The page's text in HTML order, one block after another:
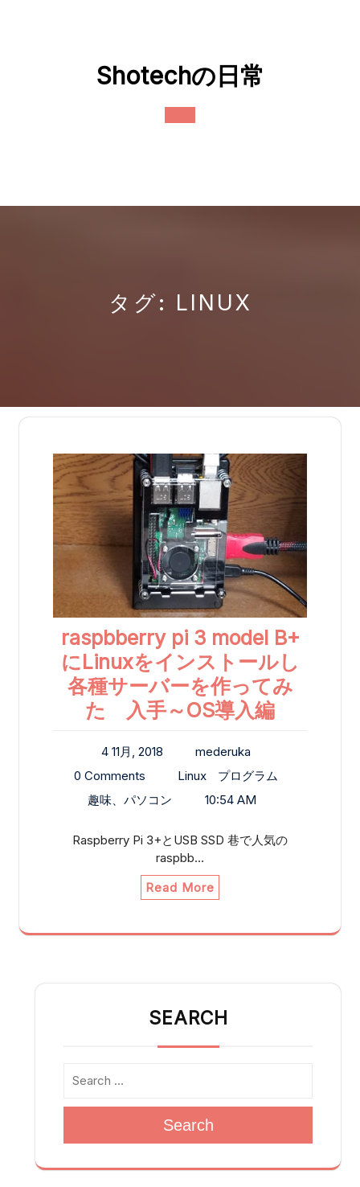
Shotechの日常
タグ: LINUX
raspbberry pi 3 model B+
にLinuxをインストールし
各種サーバーを作ってみ
た 入手～OS導入編
4 11月, 2018
mederuka
0 Comments
Linux
プログラム
趣味、パソコン
10:54 AM
Raspberry Pi 3+とUSB SSD 巷で人気の
raspbb…
Read More
SEARCH
Search